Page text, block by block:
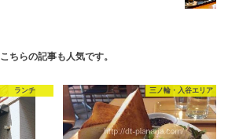
こちらの記事も人気です。
ランチ 三ノ輪・入谷エリア